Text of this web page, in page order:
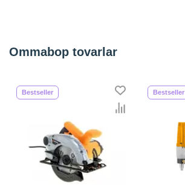
Ommabop tovarlar
Bestseller Bestseller